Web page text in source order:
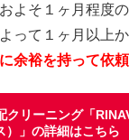
よそ１ヶ月程度
って１ヶ月以上
余裕を持って依頼
クリーニング「
）」の詳細はこちら